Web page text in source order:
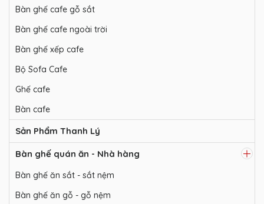
Bàn ghế cafe gỗ sắt
Bàn ghế cafe ngoài trời
Bàn ghế xếp cafe
Bộ Sofa Cafe
Ghế cafe
Bàn cafe
Sản Phẩm Thanh Lý
Bàn ghế quán ăn - Nhà hàng
Bàn ghế ăn sắt - sắt nệm
Bàn ghế ăn gỗ - gỗ nệm